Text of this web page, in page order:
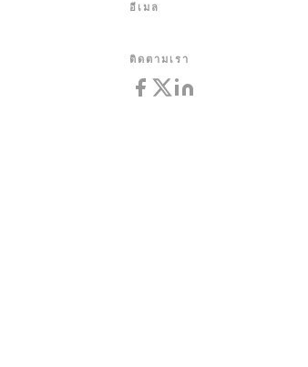
อีเมล
ติดตามเรา